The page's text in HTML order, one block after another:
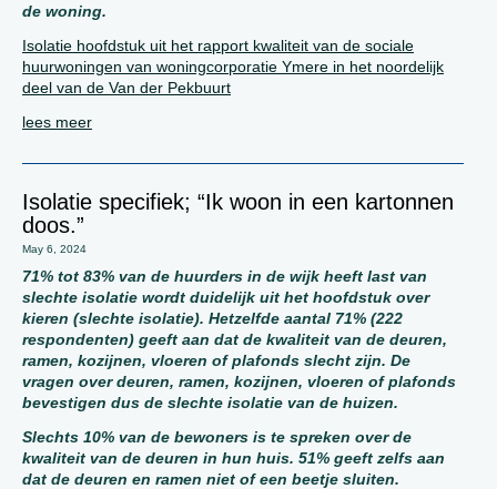
de woning.
Isolatie hoofdstuk uit het rapport kwaliteit van de sociale
huurwoningen van woningcorporatie Ymere in het noordelijk
deel van de Van der Pekbuurt
lees meer
Isolatie specifiek; “Ik woon in een kartonnen
doos.”
May 6, 2024
71% tot 83% van de huurders in de wijk heeft last van
slechte isolatie wordt duidelijk uit het hoofdstuk over
kieren (slechte isolatie). Hetzelfde aantal 71% (222
respondenten) geeft aan dat de kwaliteit van de deuren,
ramen, kozijnen, vloeren of plafonds slecht zijn. De
vragen over deuren, ramen, kozijnen, vloeren of plafonds
bevestigen dus de slechte isolatie van de huizen.
Slechts 10% van de bewoners is te spreken over de
kwaliteit van de deuren in hun huis. 51% geeft zelfs aan
dat de deuren en ramen niet of een beetje sluiten.